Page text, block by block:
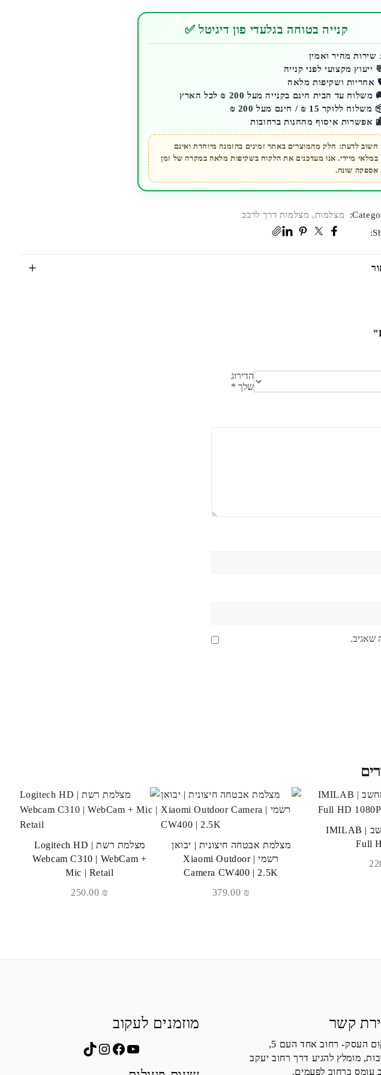
מצלמת
דגם
F1
קנייה בטוחה בגלעדי פון דיגיטל ✅
שירות מהיר ואמין
ייעוץ מקצועי לפני קנייה
אחריות ושקיפות מלאה
משלוח עד הבית חינם בקנייה מעל 200 ₪ לכל הארץ
ללוקר 15 ₪ / חינם מעל 200 ₪
אפשרות איסוף מהחנות ברחובות
חשוב לדעת: חלק מהמוצרים באתר זמינים בהזמנה מיוחדת ואינם
במלאי מיידי. אנו מעדכנים את הלקוח בשקיפות מלאה במקרה של זמן
אספקה שונה.
מצלמות, מצלמות דרך לרכב
הדירוג
שלך *
שאגיב.
מצלמת רשת למחשב | IMILAB
Full
מצלמת אבטחה חיצונית | יבואן
רשמי | Xiaomi Outdoor
Camera CW400 | 2.5K
₪
מצלמת רשת | Logitech HD
Webcam C310 | WebCam +
Mic | Retail
₪
קשר
העסק- רחוב אחד העם 5,
מומלץ להגיע דרך רחוב יעקב
עומס ברחוב לפעמים.
מוזמנים לעקוב
YouTube
Facebook
Instagram
TikTok